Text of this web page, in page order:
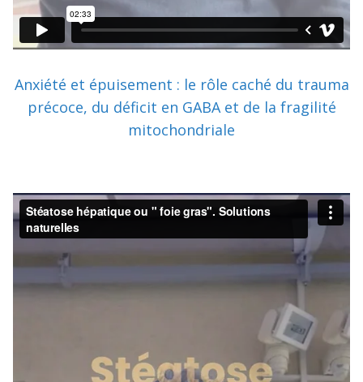
Anxiété et épuisement : le rôle caché du trauma
précoce, du déficit en GABA et de la fragilité
mitochondriale